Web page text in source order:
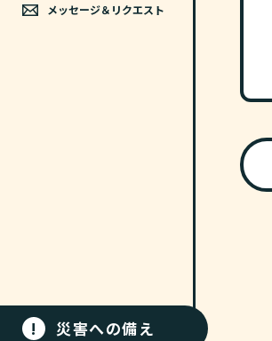
メッセージ＆リクエスト
! 災害への備え